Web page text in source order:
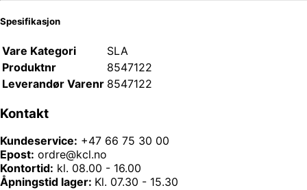
Spesifikasjon
Vare Kategori
SLA
Produktnr
8547122
Leverandør Varenr 8547122
Kontakt
Kundeservice: +47 66 75 30 00
Epost: ordre@kcl.no
Kontortid: kl. 08.00 - 16.00
Åpningstid lager: Kl. 07.30 - 15.30